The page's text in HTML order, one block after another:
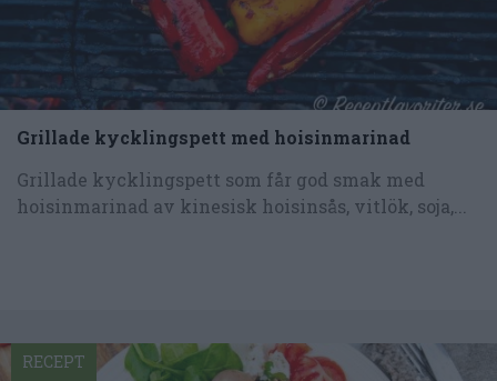
Grillade kycklingspett med hoisinmarinad
Grillade kycklingspett som får god smak med
hoisinmarinad av kinesisk hoisinsås, vitlök, soja,...
RECEPT